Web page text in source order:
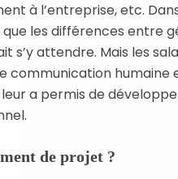
à l’entreprise, etc.
les différences entre
s’y attendre. Mais les
communication humaine
a permis de
de projet ?